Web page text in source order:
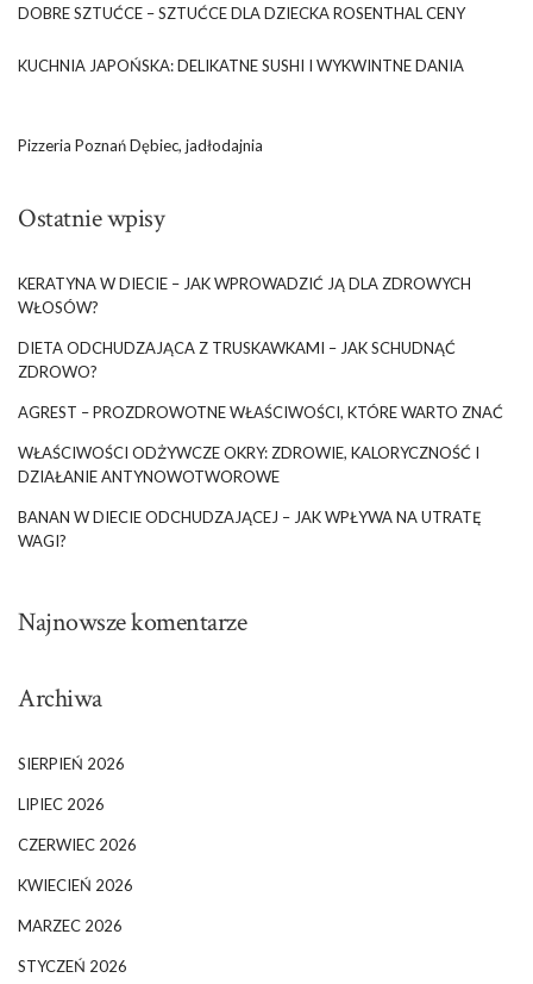
DOBRE SZTUĆCE – SZTUĆCE DLA DZIECKA ROSENTHAL CENY
KUCHNIA JAPOŃSKA: DELIKATNE SUSHI I WYKWINTNE DANIA
Pizzeria Poznań Dębiec, jadłodajnia
Ostatnie wpisy
KERATYNA W DIECIE – JAK WPROWADZIĆ JĄ DLA ZDROWYCH
WŁOSÓW?
DIETA ODCHUDZAJĄCA Z TRUSKAWKAMI – JAK SCHUDNĄĆ
ZDROWO?
AGREST – PROZDROWOTNE WŁAŚCIWOŚCI, KTÓRE WARTO ZNAĆ
WŁAŚCIWOŚCI ODŻYWCZE OKRY: ZDROWIE, KALORYCZNOŚĆ I
DZIAŁANIE ANTYNOWOTWOROWE
BANAN W DIECIE ODCHUDZAJĄCEJ – JAK WPŁYWA NA UTRATĘ
WAGI?
Najnowsze komentarze
Archiwa
SIERPIEŃ 2026
LIPIEC 2026
CZERWIEC 2026
KWIECIEŃ 2026
MARZEC 2026
STYCZEŃ 2026